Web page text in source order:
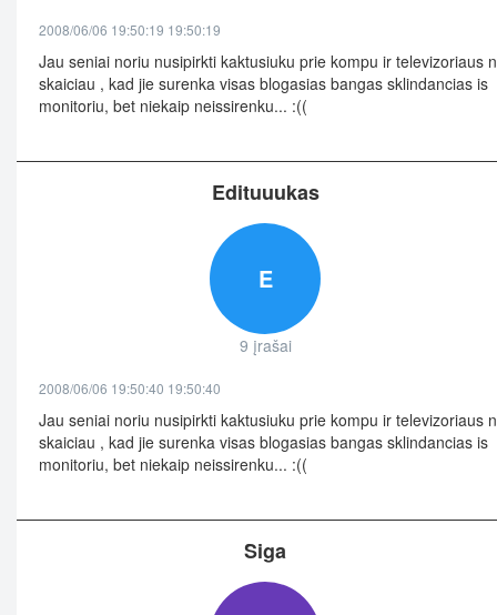
2008/06/06 19:50:19 19:50:19
Jau seniai noriu nusipirkti kaktusiuku prie kompu ir televizoriaus
skaiciau , kad jie surenka visas blogasias bangas sklindancias is
monitoriu, bet niekaip neissirenku... :((
Edituuukas
E
9 įrašai
2008/06/06 19:50:40 19:50:40
Jau seniai noriu nusipirkti kaktusiuku prie kompu ir televizoriaus
skaiciau , kad jie surenka visas blogasias bangas sklindancias is
monitoriu, bet niekaip neissirenku... :((
Siga